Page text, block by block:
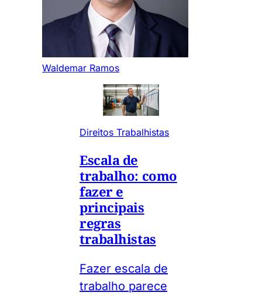
Waldemar Ramos
Direitos Trabalhistas
Escala de
trabalho: como
fazer e
principais
regras
trabalhistas
Fazer escala de
trabalho parece